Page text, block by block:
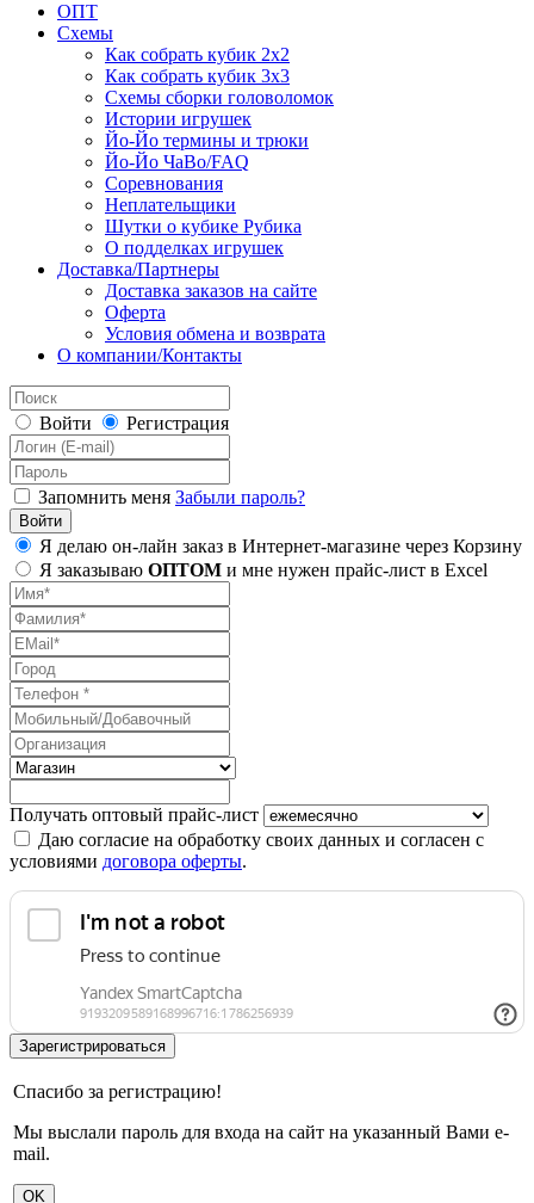
ОПТ
Схемы
Как собрать кубик 2х2
Как собрать кубик 3х3
Схемы сборки головоломок
Истории игрушек
Йо-Йо термины и трюки
Йо-Йо ЧаВо/FAQ
Соревнования
Неплательщики
Шутки о кубике Рубика
О подделках игрушек
Доставка/Партнеры
Доставка заказов на сайте
Оферта
Условия обмена и возврата
О компании/Контакты
Войти Регистрация
Запомнить меня Забыли пароль?
Я делаю он-лайн заказ в Интернет-магазине через Корзину
Я заказываю ОПТОМ и мне нужен прайс-лист в Excel
Получать оптовый прайс-лист
Даю согласие на обработку своих данных и согласен с
условиями договора оферты.
Спасибо за регистрацию!
Мы выслали пароль для входа на сайт на указанный Вами e-
mail.
OK